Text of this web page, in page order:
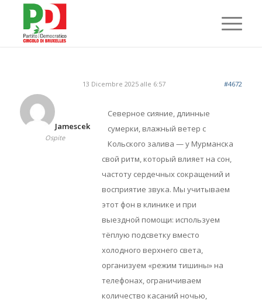
13 Dicembre 2025 alle 6:57 #4672
Jamescek
Ospite
Северное сияние, длинные
сумерки, влажный ветер с
Кольского залива — у Мурманска
свой ритм, который влияет на сон,
частоту сердечных сокращений и
восприятие звука. Мы учитываем
этот фон в клинике и при
выездной помощи: используем
тёплую подсветку вместо
холодного верхнего света,
организуем «режим тишины» на
телефонах, ограничиваем
количество касаний ночью,